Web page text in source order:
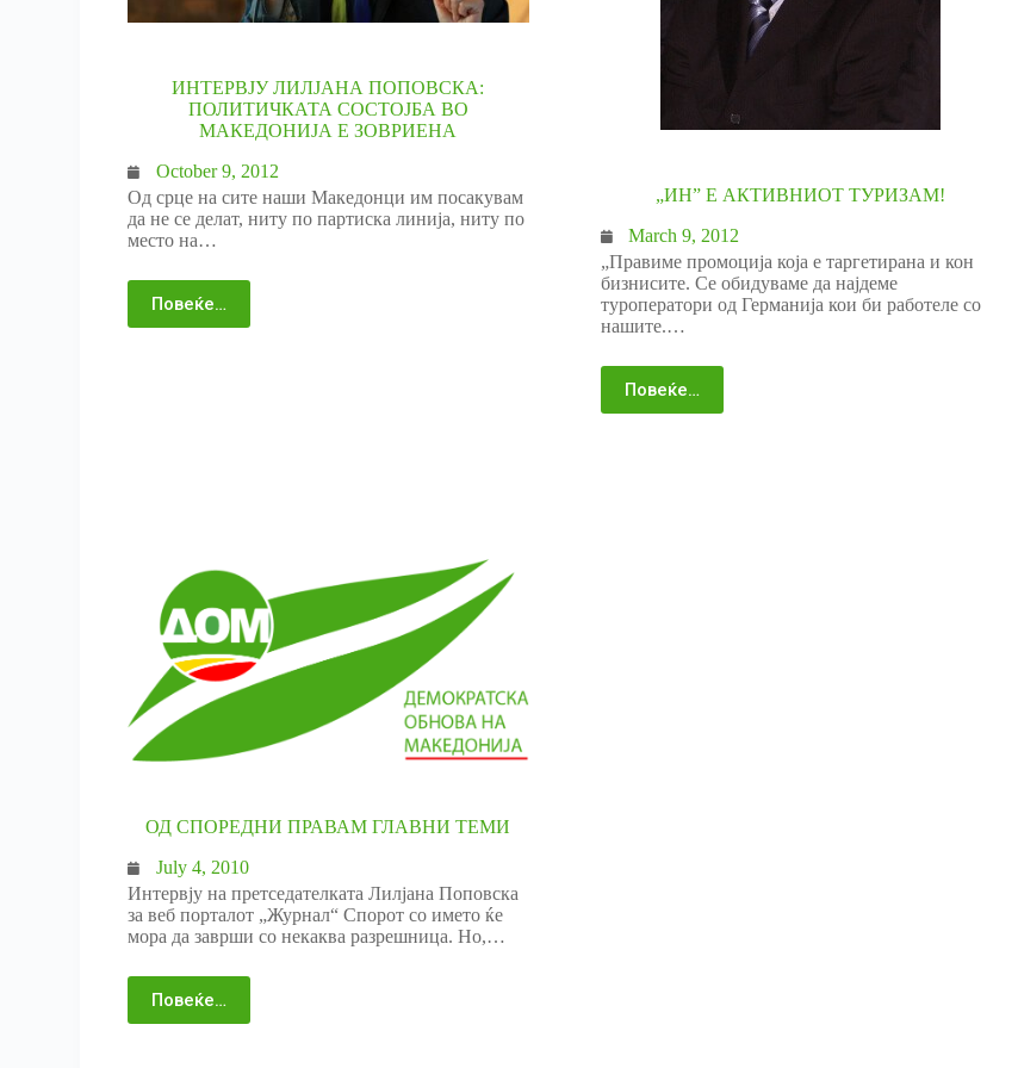
ИНТЕРВЈУ ЛИЛЈАНА ПОПОВСКА:
ПОЛИТИЧКАТА СОСТОЈБА ВО
МАКЕДОНИЈА Е ЗОВРИЕНА
October 9, 2012
Од срце на сите наши Македонци им посакувам
да не се делат, ниту по партиска линија, ниту по
место на…
Повеќе…
„ИН” Е АКТИВНИОТ ТУРИЗАМ!
March 9, 2012
„Правиме промоција која е таргетирана и кон
бизнисите. Се обидуваме да најдеме
туроператори од Германија кои би работеле со
нашите.…
Повеќе…
ОД СПОРЕДНИ ПРАВАМ ГЛАВНИ ТЕМИ
July 4, 2010
Интервју на претседателката Лилјана Поповска
за веб порталот „Журнал“ Спорот со името ќе
мора да заврши со некаква разрешница. Но,…
Повеќе…